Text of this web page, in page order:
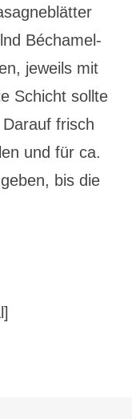
Béchamel-
jeweils mit
Schicht sollte
frisch
und für ca.
bis die